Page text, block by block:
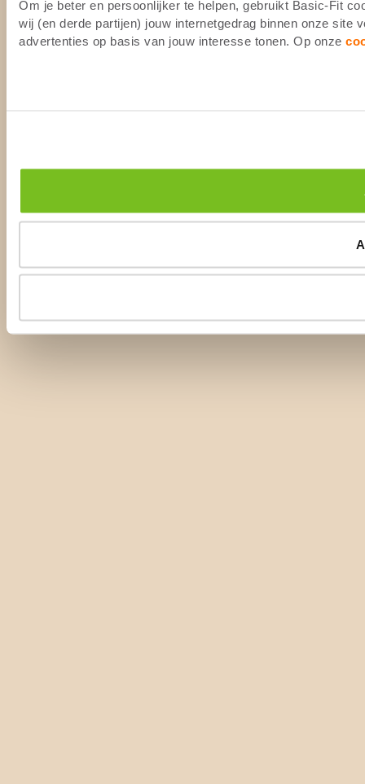
Om je beter en persoonlijker te helpen, gebruikt Basic-Fit
wij (en derde partijen) jouw internetgedrag binnen onze site
advertenties op basis van jouw interesse tonen. Op onze